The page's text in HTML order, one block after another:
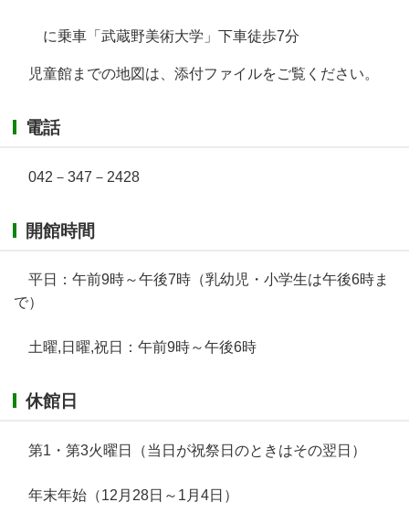
に乗車「武蔵野美術大学」下車徒歩7分
児童館までの地図は、添付ファイルをご覧ください。
電話
042－347－2428
開館時間
平日：午前9時～午後7時（乳幼児・小学生は午後6時ま
で）
土曜,日曜,祝日：午前9時～午後6時
休館日
第1・第3火曜日（当日が祝祭日のときはその翌日）
年末年始（12月28日～1月4日）